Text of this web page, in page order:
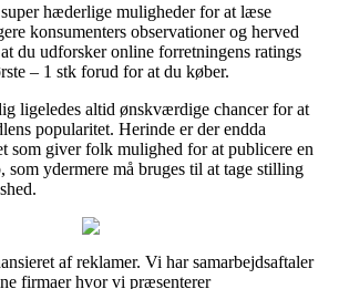
hæderlige muligheder for at læse
konsumenters observationer og herved
du udforsker online forretningens ratings
– 1 stk forud for at du køber.
ligeledes altid ønskværdige chancer for at
popularitet. Herinde er der endda
som giver folk mulighed for at publicere en
som ydermere må bruges til at tage stilling
af reklamer. Vi har samarbejdsaftaler
firmaer hvor vi præsenterer